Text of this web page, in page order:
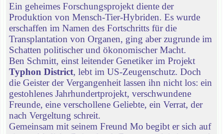
Ein geheimes Forschungsprojekt diente der
Produktion von Mensch-Tier-Hybriden. Es wurde
erschaffen im Namen des Fortschritts für die
Transplantation von Organen, ging aber zugrunde im
Schatten politischer und ökonomischer Macht.
Ben Schmitt, einst leitender Genetiker im Projekt
Typhon District, lebt im US-Zeugenschutz. Doch
die Geister der Vergangenheit lassen ihn nicht los: ein
gestohlenes Jahrhundertprojekt, verschwundene
Freunde, eine verschollene Geliebte, ein Verrat, der
nach Vergeltung schreit.
Gemeinsam mit seinem Freund Mo begibt er sich auf